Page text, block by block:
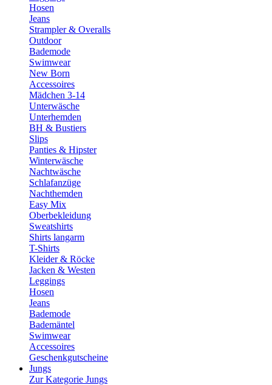
Hosen
Jeans
Strampler & Overalls
Outdoor
Bademode
Swimwear
New Born
Accessoires
Mädchen 3-14
Unterwäsche
Unterhemden
BH & Bustiers
Slips
Panties & Hipster
Winterwäsche
Nachtwäsche
Schlafanzüge
Nachthemden
Easy Mix
Oberbekleidung
Sweatshirts
Shirts langarm
T-Shirts
Kleider & Röcke
Jacken & Westen
Leggings
Hosen
Jeans
Bademode
Bademäntel
Swimwear
Accessoires
Geschenkgutscheine
Jungs
Zur Kategorie Jungs